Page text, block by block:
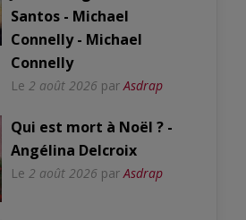
Santos - Michael
Connelly - Michael
Connelly
Le 2 août 2026 par Asdrap
Qui est mort à Noël ? -
Angélina Delcroix
Le 2 août 2026 par Asdrap